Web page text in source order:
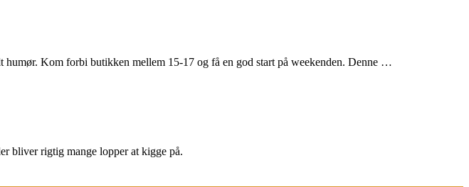
Kom forbi butikken mellem 15-17 og få en god start på weekenden. Denne …
bliver rigtig mange lopper at kigge på.